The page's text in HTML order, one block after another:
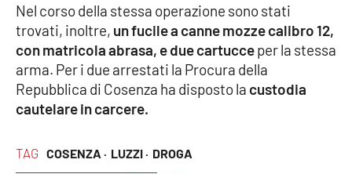
Società
Sport
Good Morning Vietnam
TAG COSENZA · LUZZI · DROGA
Nel corso della stessa operazione sono stati
trovati, inoltre, un fucile a canne mozze calibro 12,
con matricola abrasa, e due cartucceper la stessa
arma. Per i due arrestati la Procura della
Repubblica di Cosenza ha disposto la custodia
cautelare in carcere.